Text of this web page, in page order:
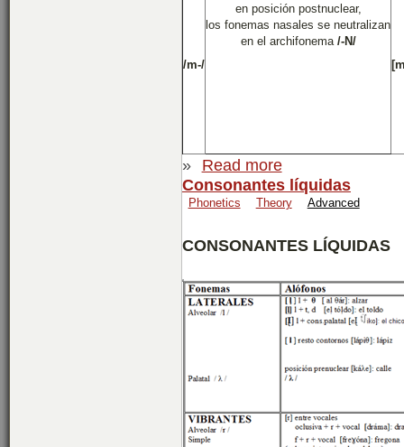
/m-/
en posición postnuclear,
los fonemas nasales se neutralizan
en el archifonema /-N/
»
Read more
Consonantes líquidas
Phonetics Theory Advanced
CONSONANTES LÍQUIDAS